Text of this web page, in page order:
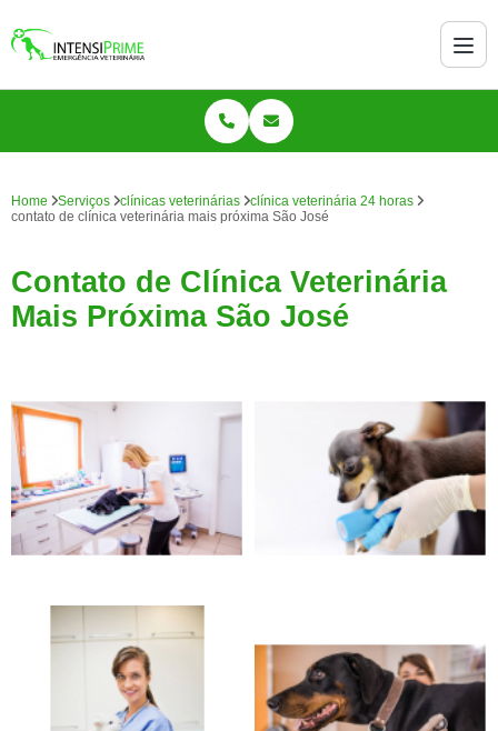
Home Serviços clínicas veterinárias
clínica veterinária 24 horas
contato de clínica veterinária mais próxima São José
Contato de Clínica Veterinária
Mais Próxima São José